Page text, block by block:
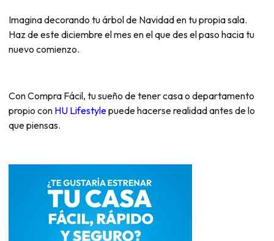
Imagina decorando tu árbol de Navidad en tu propia sala.
Haz de este diciembre el mes en el que des el paso hacia tu
nuevo comienzo.
Con Compra Fácil, tu sueño de tener casa o departamento
propio con HU Lifestylepuede hacerse realidad antes de lo
que piensas.